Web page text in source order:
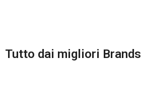
Tutto dai migliori Brands